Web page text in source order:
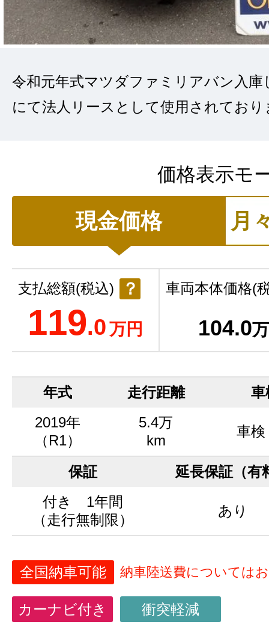
令和元年式マツダファミリアバン入
にて法人リースとして使用されており
価格表示モ
現金価格 月
支払総額(税込)
119.0万円
？ 車両本体価格(
104.0
年式 走行距離
車
2019年
（R1）
5.4万
km
車検
保証
延長保証（有
付き 1年間
（走行無制限）
あり
全国納車可能 納車陸送費については
カーナビ付き 衝突軽減